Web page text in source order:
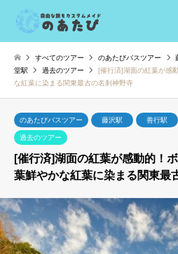
すべてのツアー のあたびバスツアー
堂駅
過去のツアー
[催行済]湖面の紅葉が感
な紅葉に染まる関東最古の名刹神野寺
のあたびバスツアー 藤沢駅 善行駅
過去のツアー
[催行済]湖面の紅葉が感動的！
葉鮮やかな紅葉に染まる関東最